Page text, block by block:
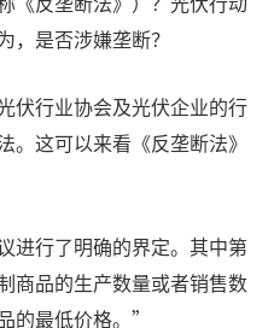
，是否涉嫌垄断？
伏行业协会及光伏企业的行
。这可以来看《反垄断法》
进行了明确的界定。其中第
商品的生产数量或者销售数
的最低价格。”